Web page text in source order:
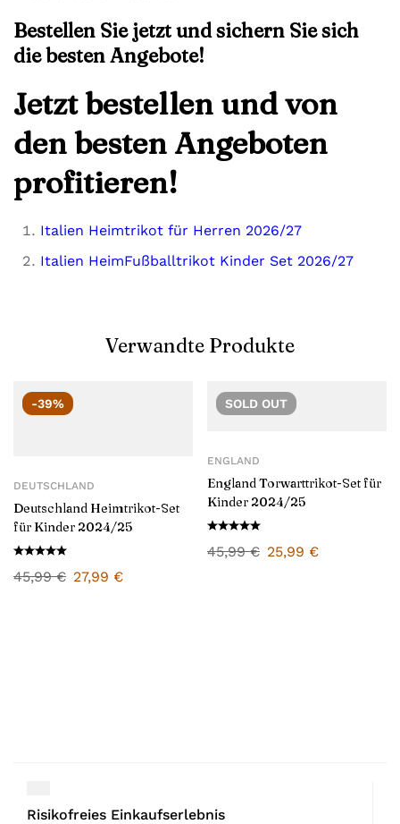
Bestellen Sie jetzt und sichern Sie sich
die besten Angebote!
Jetzt bestellen und von
den besten Angeboten
profitieren!
Italien Heimtrikot für Herren 2026/27
Italien HeimFußballtrikot Kinder Set 2026/27
Verwandte Produkte
-39%
DEUTSCHLAND
Deutschland Heimtrikot-Set
für Kinder 2024/25
45,99€ 27,99 €
SOLD OUT
ENGLAND
England Torwarttrikot-Set für
Kinder 2024/25
45,99€ 25,99 €
Risikofreies Einkaufserlebnis